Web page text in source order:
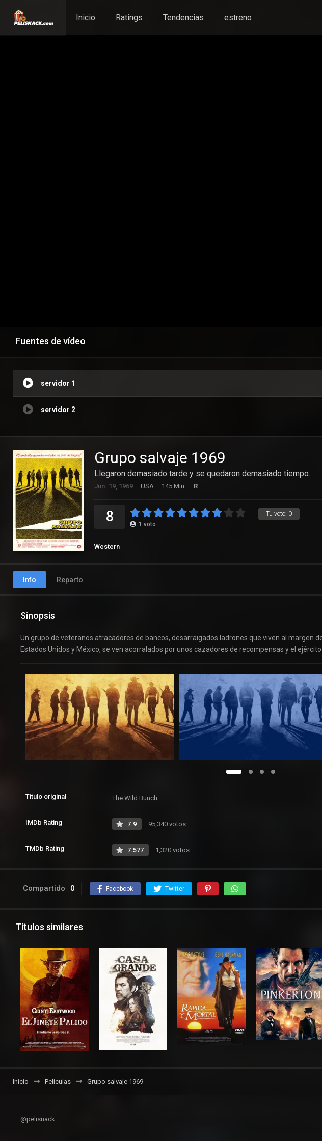
Inicio Ratings Tendencias estreno
Fuentes de vídeo
servidor 1
servidor 2
Grupo salvaje 1969
Llegaron demasiado tarde y se quedaron demasiado tiempo.
Jun. 19, 1969 USA 145 Min. R
Tu voto: 0
8 1 voto
Western
Info Reparto
Sinopsis
Un grupo de veteranos atracadores de bancos, desarraigados ladrones que viven al margen
Estados Unidos y México, se ven acorralados por unos cazadores de recompensas y el ejército
Título original The Wild Bunch
IMDb Rating 7.9 95,340 votos
TMDb Rating 7.577 1,320 votos
Compartido 0 Facebook Twitter
Títulos similares
Inicio Películas Grupo salvaje 1969
@pelisnack